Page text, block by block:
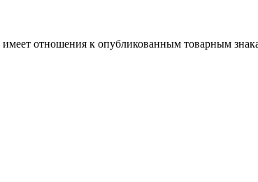
отношения к опубликованным товарным